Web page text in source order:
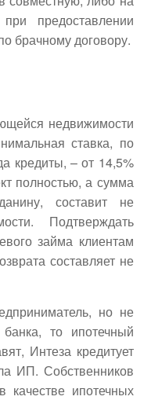
предоставлении
брачному договору.
недвижимости
ставка, по
кредиты, – от 14,5%
полностью, а сумма
составит не
Подтверждать
займа клиентам
составляет не
но не
то ипотечный
Интеза кредитует
ИП. Собственников
качестве ипотечных